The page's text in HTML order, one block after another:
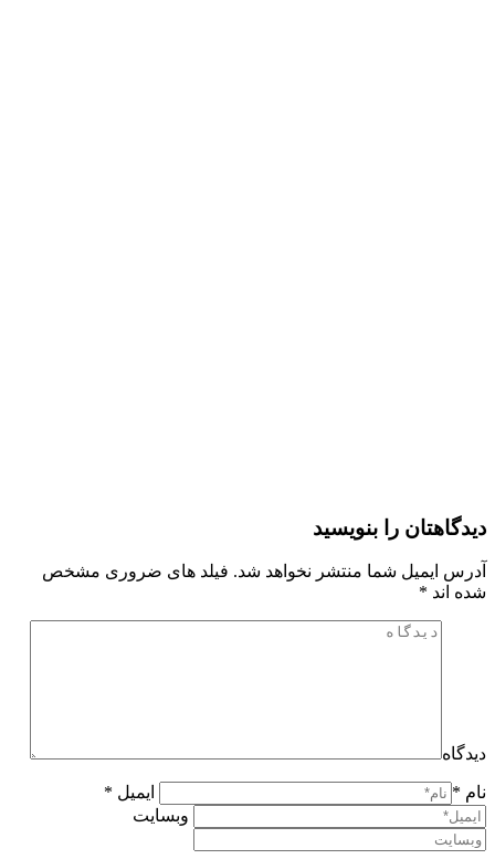
دیدگاهتان را بنویسید
آدرس ایمیل شما منتشر نخواهد شد. فیلد های ضروری مشخص
شده اند *
دیدگاه
نام *
ایمیل *
وبسایت